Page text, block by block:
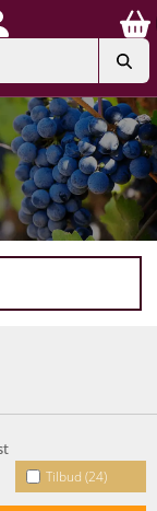
Tilbud (24)